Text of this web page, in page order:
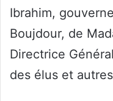
Ibrahim,
Boujdour, de
Directrice
des élus et